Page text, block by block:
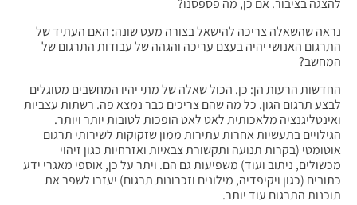
להצגה בציבור. אם כן, מה פספסנו?
נראה שהשאלה צריכה להישאל בצורה מעט שונה: האם העתיד של
התרגום האנושי יהיה בעצם עריכה והגהה של עבודות התרגום של
המחשב?
החדשות הרעות הן: כן. הכול שאלה של מתי יהיו המחשבים מסוגלים
לבצע תרגום הגון. כל מה שהם צריכים כבר נמצא פה. רשתות עצביות
ואינטליגנציה מלאכותית לאט לאט הופכות לטובות יותר ויותר.
הגילויים בתעשיות אחרות עתירות ממון שזקוקות לשירותי תרגום
אוטומטי (בקרות תנועה ותקשורת צבאיות ואזרחיות כגון זיהוי
מכשולים, ניתוב ועוד) משפיעות גם הם. ויתר על כן, אוספי מאגרי ידע
כתובים (כגון ויקיפדיה, מילונים וזכרונות תרגום) יעזרו לשפר את
תוכנות התרגום עוד יותר.